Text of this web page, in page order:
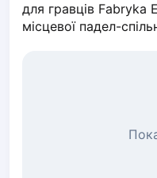
Piaseczno
Pisz
для гравців Fabryka
місцевої падел-